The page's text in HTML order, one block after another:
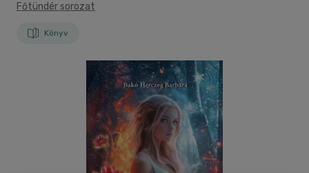
Főtündér sorozat
Könyv